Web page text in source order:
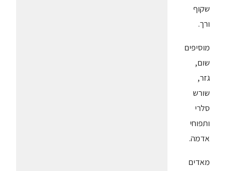
שקוף
ורך.
מוסיפים
שום,
גזר,
שורש
סלרי
ותפוחי
אדמה.
מאדים